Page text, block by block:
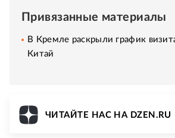
Привязанные материалы
В Кремле раскрыли график
Китай
ЧИТАЙТЕ НАС НА DZEN.RU